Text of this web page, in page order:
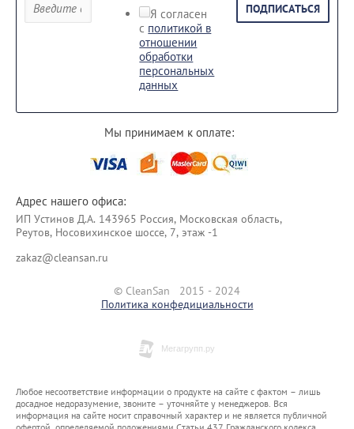
Я согласен
с политикой в
отношении
обработки
персональных
данных
ПОДПИСАТЬСЯ
Мы принимаем к оплате:
Адрес нашего офиса:
ИП Уcтинoв Д.А. 143965 Россия, Московская область,
Реутов, Носовихинское шоссе, 7, этаж -1
zakaz@cleansan.ru
© CleanSan 2015 - 2024
Политика конфедициальности
Любое несоответствие информации о продукте на сайте с фактом – лишь
досадное недоразумение, звоните – уточняйте у менеджеров. Вся
информация на сайте носит справочный характер и не является публичной